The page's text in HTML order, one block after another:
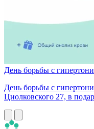
День борьбы с
День борьбы с
Циолковского 27, в